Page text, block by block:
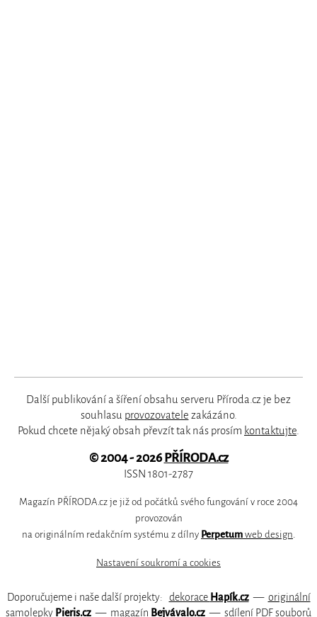
Další publikování a šíření obsahu serveru Příroda.cz je bez
souhlasu provozovatele zakázáno.
Pokud chcete nějaký obsah převzít tak nás prosím kontaktujte.
© 2004 - 2026PŘÍRODA.cz
ISSN 1801-2787
Magazín PŘÍRODA.cz je již od počátků svého fungování v roce 2004
provozován
na originálním redakčním systému z dílny Perpetum web design
Nastavení soukromí a cookies
Doporučujeme i naše další projekty: dekorace Hapík.cz— originální
samolepky Pieris.cz — magazín Bejvávalo.cz — sdílení PDF souborů